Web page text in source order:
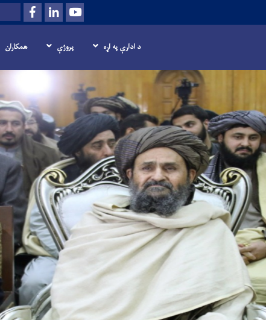
منځپانګه
دانګل
Youtube
LinkedIn
Facebook
Search
د ادارې په اړه پروژې همکاران